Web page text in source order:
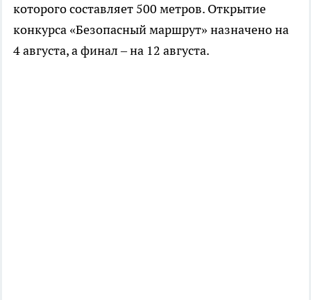
которого составляет 500 метров. Открытие
конкурса «Безопасный маршрут» назначено на
4 августа, а финал – на 12 августа.